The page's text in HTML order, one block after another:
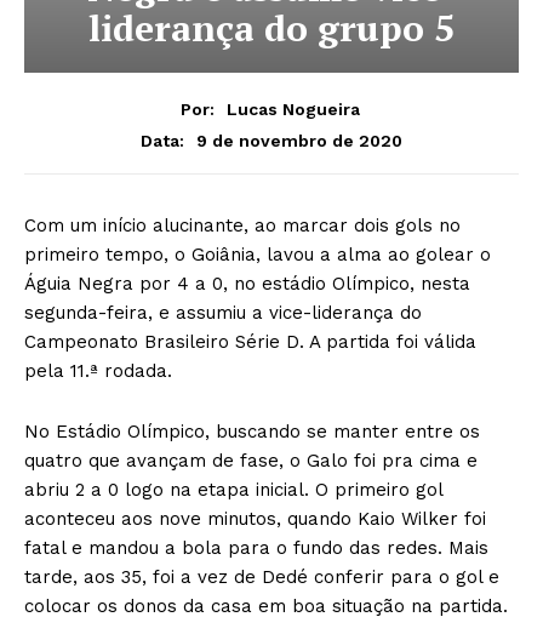
liderança do grupo 5
Por:
Lucas Nogueira
Data:
9 de novembro de 2020
Com um início alucinante, ao marcar dois gols no
primeiro tempo, o Goiânia, lavou a alma ao golear o
Águia Negra por 4 a 0, no estádio Olímpico, nesta
segunda-feira, e assumiu a vice-liderança do
Campeonato Brasileiro Série D. A partida foi válida
pela 11.ª rodada.
No Estádio Olímpico, buscando se manter entre os
quatro que avançam de fase, o Galo foi pra cima e
abriu 2 a 0 logo na etapa inicial. O primeiro gol
aconteceu aos nove minutos, quando Kaio Wilker foi
fatal e mandou a bola para o fundo das redes. Mais
tarde, aos 35, foi a vez de Dedé conferir para o gol e
colocar os donos da casa em boa situação na partida.